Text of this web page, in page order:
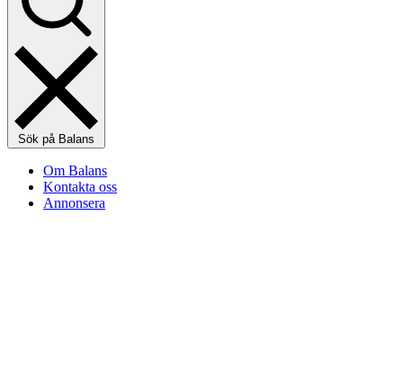
Sök på Balans
Om Balans
Kontakta oss
Annonsera